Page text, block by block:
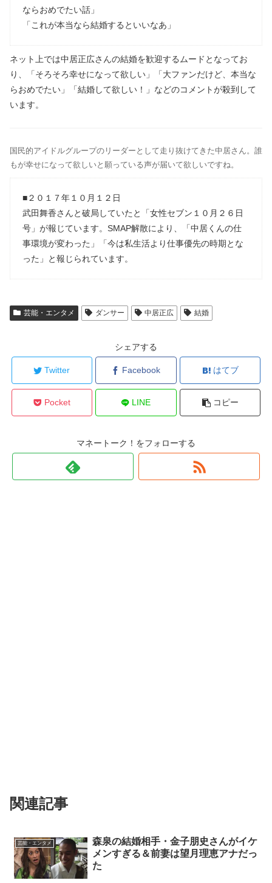
ならおめでたい話」
「これが本当なら結婚するといいなあ」
ネット上では中居正広さんの結婚を歓迎するムードとなってお
り、「そろそろ幸せになって欲しい」「大ファンだけど、本当な
らおめでたい」「結婚して欲しい！」などのコメントが殺到して
います。
国民的アイドルグループのリーダーとして走り抜けてきた中居さん。誰
もが幸せになって欲しいと願っている声が届いて欲しいですね。
■２０１７年１０月１２日
武田舞香さんと破局していたと「女性セブン１０月２６日
号」が報じています。SMAP解散により、「中居くんの仕
事環境が変わった」「今は私生活より仕事優先の時期とな
った」と報じられています。
芸能・エンタメ ダンサー 中居正広 結婚
シェアする
Twitter Facebook はてブ
Pocket LINE コピー
マネートーク！をフォローする
関連記事
芸能・エンタメ
森泉の結婚相手・金子朋史さんがイケ
メンすぎる＆前妻は望月理恵アナだっ
た